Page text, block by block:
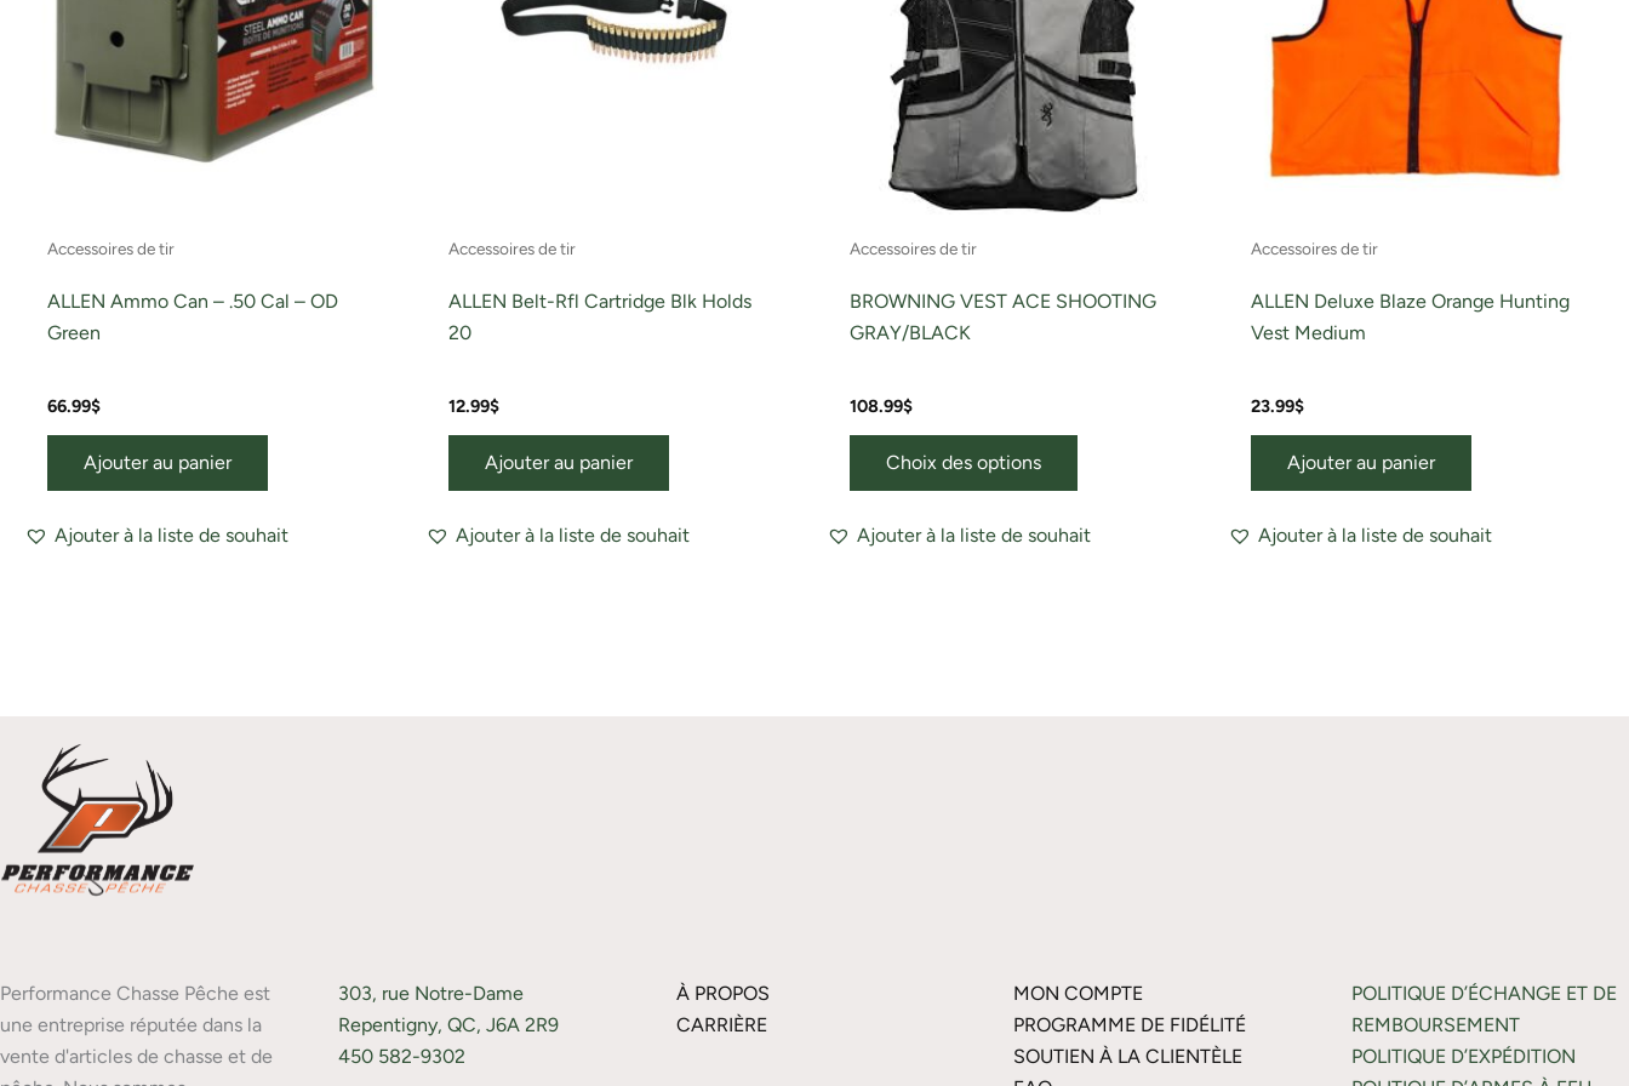
Accessoires de tir
ALLEN Ammo Can – .50 Cal – OD
Green
66.99$
Ajouter au panier
Ajouter à la liste de souhait
Accessoires de tir
ALLEN Belt-Rfl Cartridge Blk Holds
20
12.99$
Ajouter au panier
Ajouter à la liste de souhait
Accessoires de tir
BROWNING VEST ACE SHOOTING
GRAY/BLACK
108.99$
Choix des options
options
peuvent
être
choisies
sur
la
Ajouter à la liste de souhait
Accessoires de tir
ALLEN Deluxe Blaze Orange Hunting
Vest Medium
23.99$
Ajouter au panier
Ajouter à la liste de souhait
Performance Chasse Pêche est
une entreprise réputée dans la
vente d'articles de chasse et de
303, rue Notre-Dame
Repentigny, QC, J6A 2R9
450 582-9302
À PROPOS
CARRIÈRE
MON COMPTE
PROGRAMME DE FIDÉLITÉ
SOUTIEN À LA CLIENTÈLE
POLITIQUE D’ÉCHANGE ET DE
REMBOURSEMENT
POLITIQUE D’EXPÉDITION